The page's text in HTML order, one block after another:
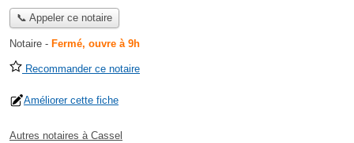
📞 Appeler ce notaire
Notaire - Fermé, ouvre à 9h
Recommander ce notaire
Améliorer cette fiche
Autres notaires à Cassel